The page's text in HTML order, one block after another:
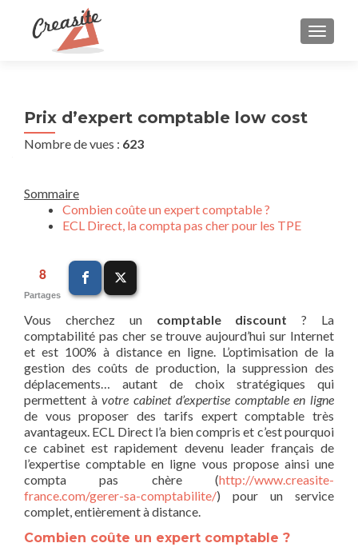
Prix d’expert comptable low cost
Nombre de vues : 623
Sommaire
Combien coûte un expert comptable ?
ECL Direct, la compta pas cher pour les TPE
8
Partages
Vous cherchez un comptable discount ? La
comptabilité pas cher se trouve aujourd’hui sur Internet
et est 100% à distance en ligne. L’optimisation de la
gestion des coûts de production, la suppression des
déplacements… autant de choix stratégiques qui
permettent àvotre cabinet d’expertise comptable en ligne
de vous proposer des tarifs expert comptable très
avantageux. ECL Direct l’a bien compris et c’est pourquoi
ce cabinet est rapidement devenu leader français de
l’expertise comptable en ligne vous propose ainsi une
compta pas chère (http://www.creasite-
france.com/gerer-sa-comptabilite/) pour un service
complet, entièrement à distance.
Combien coûte un expert comptable ?